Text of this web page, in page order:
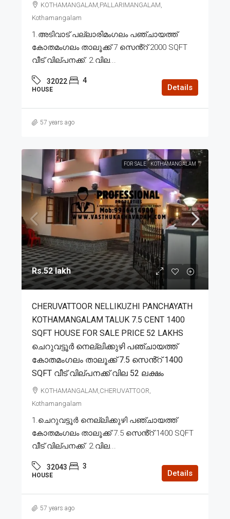
KOTHAMANGALAM,PALLARIMANGALAM,
Kothamangalam
1.അടിവാട് പല്ലാരിമംഗലം പഞ്ചായത്ത്
കോതമംഗലം താലൂക്ക് 7 സെൻ്റ് 2000 SQFT
വീട് വില്പനക്ക്. 2.വില...
32022 4
HOUSE Details
57 years ago
FOR SALE KOTHAMANGALAM
Rs.52 lakh
CHERUVATTOOR NELLIKUZHI PANCHAYATH
KOTHAMANGALAM TALUK 7.5 CENT 1400
SQFT HOUSE FOR SALE PRICE 52 LAKHS
ചെറുവട്ടൂർ നെല്ലിക്കുഴി പഞ്ചായത്ത്
കോതമംഗലം താലൂക്ക് 7.5 സെൻ്റ് 1400
SQFT വീട് വില്പനക്ക് വില 52 ലക്ഷം
KOTHAMANGALAM,CHERUVATTOOR,
Kothamangalam
1.ചെറുവട്ടൂർ നെല്ലിക്കുഴി പഞ്ചായത്ത്
കോതമംഗലം താലൂക്ക് 7.5 സെൻ്റ് 1400 SQFT
വീട് വില്പനക്ക്. 2.വില...
32043 3
HOUSE Details
57 years ago